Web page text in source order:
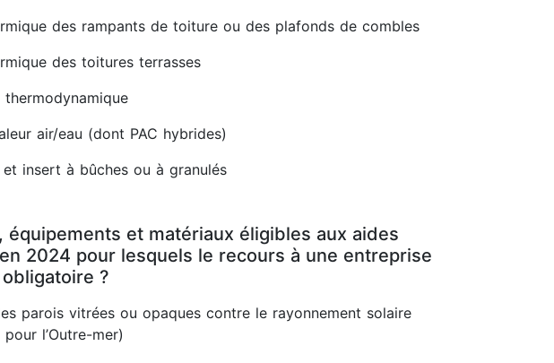
des rampants de toiture ou des plafonds de combles
des toitures terrasses
thermodynamique
air/eau (dont PAC hybrides)
et insert à bûches ou à granulés
équipements et matériaux éligibles aux aides
2024 pour lesquels le recours à une entreprise
obligatoire ?
parois vitrées ou opaques contre le rayonnement solaire
l’Outre-mer)